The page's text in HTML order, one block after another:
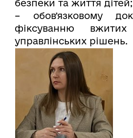
безпеки та життя дітей;
– обовʼязковому
фіксуванню
управлінських рішень.